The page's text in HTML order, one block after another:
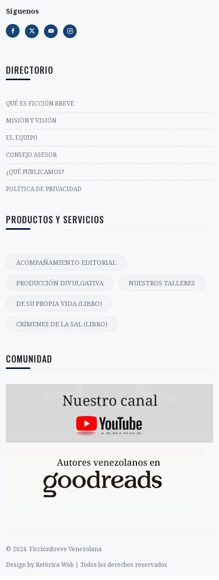
Siguenos
DIRECTORIO
QUÉ ES FICCIÓN BREVE
MISIÓN Y VISIÓN
EL EQUIPO
CONSEJO ASESOR
¿QUÉ PUBLICAMOS?
POLÍTICA DE PRIVACIDAD
PRODUCTOS Y SERVICIOS
ACOMPAÑAMIENTO EDITORIAL
PRODUCCIÓN DIVULGATIVA NUESTROS TALLERES
DE SU PROPIA VIDA (LIBRO)
CRÍMENES DE LA SAL (LIBRO)
COMUNIDAD
© 2024. FicciónBreve Venezolana
Design by Retórica Web | Todos los derechos reservados